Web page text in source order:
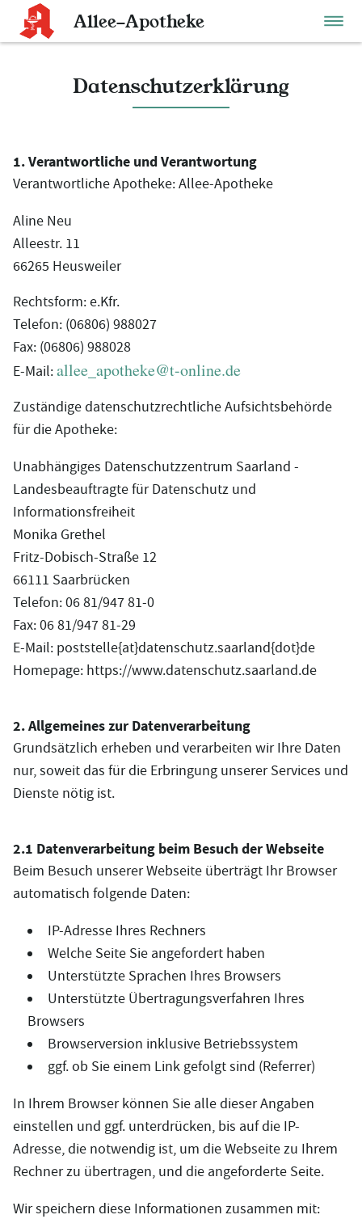
Allee-Apotheke
Datenschutzerklärung
1. Verantwortliche und Verantwortung
Verantwortliche Apotheke: Allee-Apotheke
Aline Neu
Alleestr. 11
66265 Heusweiler
Rechtsform: e.Kfr.
Telefon: (06806) 988027
Fax: (06806) 988028
E-Mail:allee_apotheke@t-online.de
Zuständige datenschutzrechtliche Aufsichtsbehörde
für die Apotheke:
Unabhängiges Datenschutzzentrum Saarland -
Landesbeauftragte für Datenschutz und
Informationsfreiheit
Monika Grethel
Fritz-Dobisch-Straße 12
66111 Saarbrücken
Telefon: 06 81/947 81-0
Fax: 06 81/947 81-29
E-Mail: poststelle{at}datenschutz.saarland{dot}de
Homepage: https://www.datenschutz.saarland.de
2. Allgemeines zur Datenverarbeitung
Grundsätzlich erheben und verarbeiten wir Ihre Daten
nur, soweit das für die Erbringung unserer Services und
Dienste nötig ist.
2.1 Datenverarbeitung beim Besuch der Webseite
Beim Besuch unserer Webseite überträgt Ihr Browser
automatisch folgende Daten:
IP-Adresse Ihres Rechners
Welche Seite Sie angefordert haben
Unterstützte Sprachen Ihres Browsers
Unterstützte Übertragungsverfahren Ihres
Browsers
Browserversion inklusive Betriebssystem
ggf. ob Sie einem Link gefolgt sind (Referrer)
In Ihrem Browser können Sie alle dieser Angaben
einstellen und ggf. unterdrücken, bis auf die IP-
Adresse, die notwendig ist, um die Webseite zu Ihrem
Rechner zu übertragen, und die angeforderte Seite.
Wir speichern diese Informationen zusammen mit: